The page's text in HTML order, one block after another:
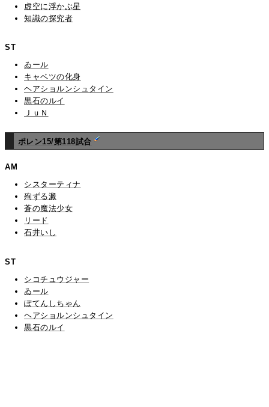
虚空に浮かぶ星
知識の探究者
ST
ゐール
キャベツの化身
ヘアショルンシュタイン
黒石のルイ
ＪｕＮ
ポレン15/第118試合
AM
シスターティナ
殉ずる澱
蒼の魔法少女
リード
石井いし
ST
シコチュウジャー
ゐール
ぽてんしちゃん
ヘアショルンシュタイン
黒石のルイ